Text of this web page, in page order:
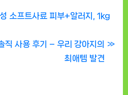
소프트사료 피부+알러지, 1kg
직 사용 후기 – 우리 강아지의
최애템 발견